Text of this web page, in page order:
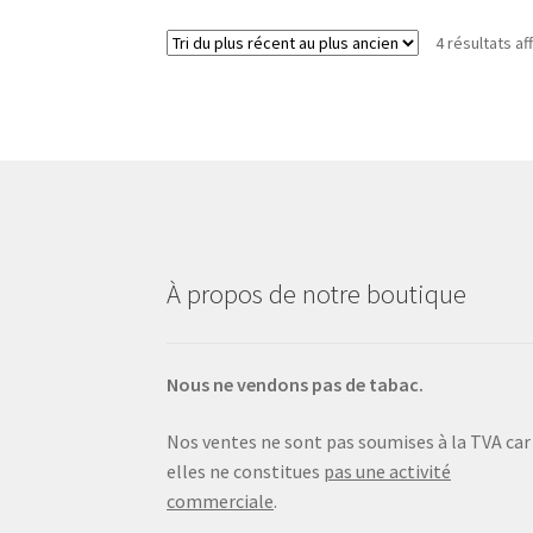
4 résultats
À propos de notre boutique
Nous ne vendons pas de tabac.
Nos ventes ne sont pas soumises à la TVA car
elles ne constitues pas une activité
commerciale.